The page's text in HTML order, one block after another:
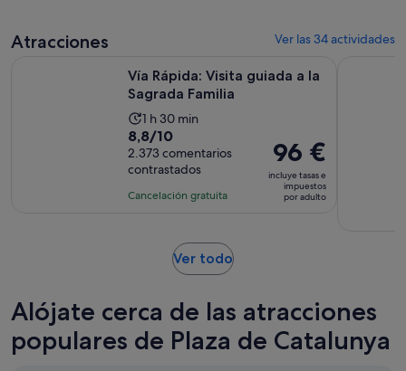
adulto
Atracciones Ver las 34 actividades
Vía Rápida: Visita guiada a la
Sagrada Familia
La
duración
de
la
actividad
1 hora
1 h 30 min
8.8
sobre
10
con
8,8/10
2.373 comentarios
contrastados
Cancelación gratuita
El
precio
es
de
96 €
incluye tasas e
impuestos
por adulto
Ver todoSe
una
pestaña
nueva
Alójate cerca de las atracciones
populares de Plaza de Catalunya